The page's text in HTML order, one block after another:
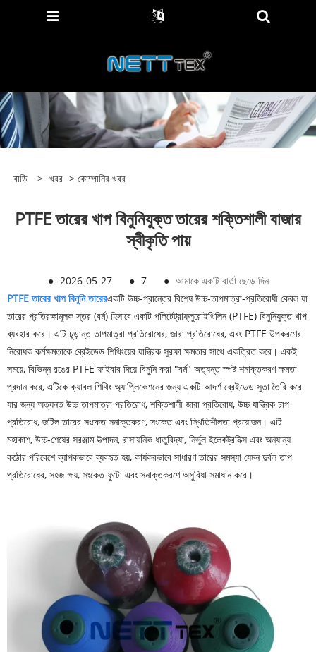
বাড়ি > খবর > কোম্পানির খবর
PTFE তারের খাপ বিনুনিযুক্ত তারের শক্তিশালী বাজার
স্বীকৃতি পায়
● 2026-05-27 ● 7 ● আমাকে একটি বার্তা ছেড়ে দিন
PTFE তারের খাপ বিনুনি তারেরএকটি উচ্চ-প্রান্তের বিশেষ উচ্চ-তাপমাত্রা-প্রতিরোধী কেবল যা
তারের প্রতিরক্ষামূলক স্তর (বর্ম) হিসাবে একটি পলিটেট্রাফ্লুরোইথিলিন (PTFE) বিনুনিযুক্ত খাপ
ব্যবহার করে। এটি চূড়ান্ত তাপমাত্রা প্রতিরোধের, জারা প্রতিরোধের, এবং PTFE উপকরণের
নিরোধক কর্মক্ষমতাকে ব্রেইডেড শিথিংয়ের যান্ত্রিক সুরক্ষা ক্ষমতার সাথে একত্রিত করে। একই
সময়ে, বিভিন্ন রঙের PTFE ফাইবার দিয়ে বিনুনি করা "বর্ম" অত্যন্ত স্পষ্ট শনাক্তকরণ ক্ষমতা
প্রদান করে, এটিকে ক্যাবল শিথিং অ্যাপ্লিকেশনের জন্য একটি আদর্শ ব্রেইডেড সুতা তৈরি করে
যার জন্য অত্যন্ত উচ্চ তাপমাত্রা প্রতিরোধ, শক্তিশালী জারা প্রতিরোধ, উচ্চ যান্ত্রিক চাপ
প্রতিরোধ, জটিল তারের সংকেত সনাক্তকরণ, সংকেত এবং স্থিতিশীলতা প্রয়োজন। এটি
মহাকাশ, উচ্চ-শেষের সরঞ্জাম উত্পাদন, রাসায়নিক ধাতুবিদ্যা, নির্ভুল ইলেকট্রনিক্স এবং অন্যান্য
কঠোর পরিবেশে ব্যাপকভাবে ব্যবহৃত হয়, কার্যকরভাবে সাধারণ তারের সমস্যা যেমন দুর্বল তাপ
প্রতিরোধের, সহজ ক্ষয়, সংকেত ফুটো এবং সনাক্তকরণে অসুবিধা সমাধান করে।